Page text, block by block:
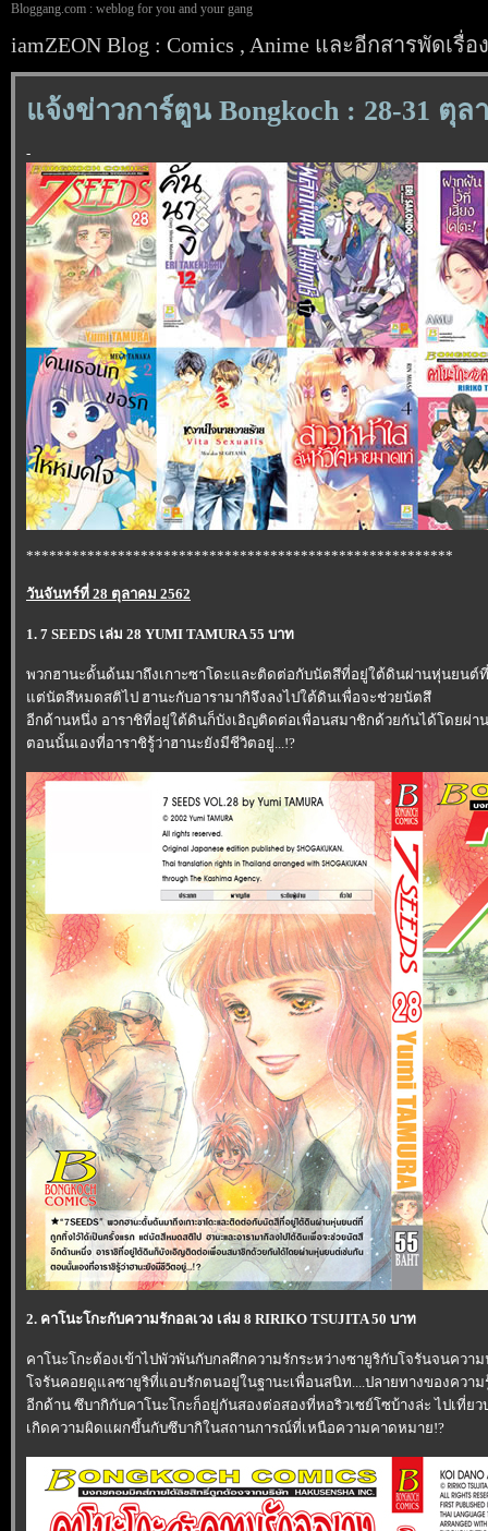
Bloggang.com : weblog for you and your gang
iamZEON Blog : Comics , Anime และอีกสารพัดเรื่อง
จ้งข่าวการ์ตูน Bongkoch : 28-31 ตุล
-
********************************************************
วันจันทร์ที่ 28 ตุลาคม 2562
1. 7 SEEDS เล่ม 28 YUMI TAMURA 55 บาท
พวกฮานะดั้นด้นมาถึงเกาะซาโดะและติดต่อกับนัตสึที่อยู่ใต้ดินผ่านหุ่นยนต์
ต่นัตสึหมดสติไป ฮานะกับอารามากิจึงลงไปใต้ดินเพื่อจะช่วยนัตสึ
อีกด้านหนึ่ง อาราชิที่อยู่ใต้ดินก็บังเอิญติดต่อเพื่อนสมาชิกด้วยกันได้โดยผ่า
ตอนนั้นเองที่อาราชิรู้ว่าฮานะยังมีชีวิตอยู่...!?
2. คาโนะโกะกับความรักอลเวง เล่ม 8 RIRIKO TSUJITA 50 บาท
คาโนะโกะต้องเข้าไปพัวพันกับกลศึกความรักระหว่างซายูริกับโจรันจนควา
จรันคอยดูแลซายูริที่แอบรักตนอยู่ในฐานะเพื่อนสนิท....ปลายทางของความ
อีกด้าน ซึบากิกับคาโนะโกะก็อยู่กันสองต่อสองที่หอริวเซย์โซบ้างล่ะ ไปเที่ย
เกิดความผิดแผกขึ้นกับซึบากิในสถานการณ์ที่เหนือความคาดหมาย!?